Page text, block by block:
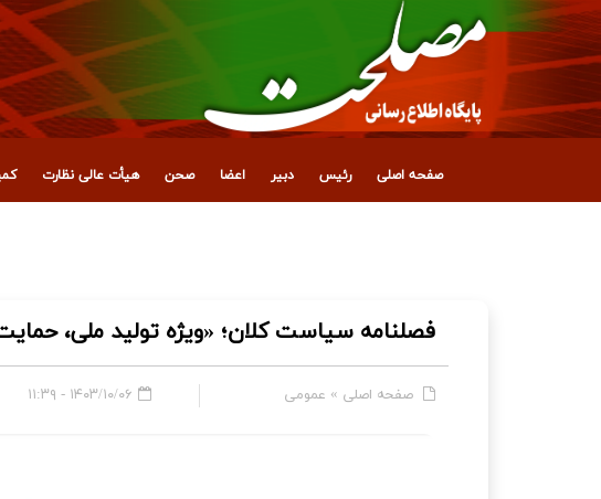
صفحه اصلی رئیس دبیر اعضا صحن هیأت عالی نظارت
فصلنامه سیاست کلان؛ «ویژه‌ تولید ملی، حمایت
صفحه اصلی » عمومی ۱۴۰۳/۱۰/۰۶ - ۱۱:۳۹